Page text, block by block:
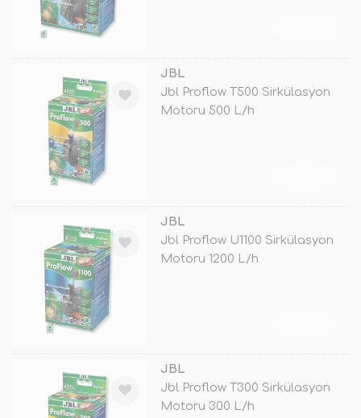
JBL
Jbl Proflow T500 Sirkülasyon
Motoru 500 L/h
JBL
Jbl Proflow U1100 Sirkülasyon
Motoru 1200 L/h
JBL
Jbl Proflow T300 Sirkülasyon
Motoru 300 L/h